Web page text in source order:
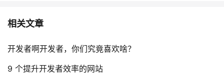
相关文章
开发者啊开发者，你们究竟喜欢啥？
9 个提升开发者效率的网站